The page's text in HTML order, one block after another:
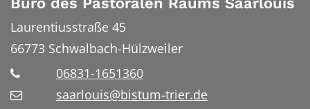
Laurentiusstraße 45
66773 Schwalbach-Hülzweiler
06831-1651360
saarlouis@bistum-trier.de